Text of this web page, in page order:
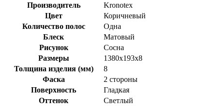
Производитель
Kronotex
Цвет
Коричневый
Количество полос
Одна
Блеск
Матовый
Рисунок
Сосна
Размеры
1380x193x8
Толщина изделия (мм)
8
Фаска
2 стороны
Поверхность
Гладкая
Оттенок
Светлый